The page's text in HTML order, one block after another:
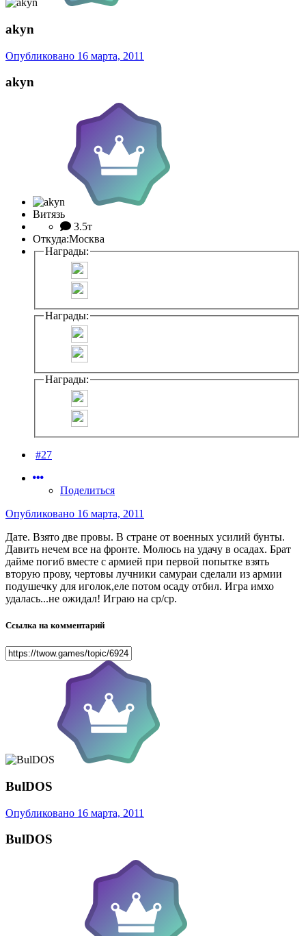
akyn
Опубликовано 16 марта, 2011
akyn
Витязь
3.5т
Откуда:Москва
Награды:
Награды:
Награды:
#27
Поделиться
Опубликовано 16 марта, 2011
Дате. Взято две провы. В стране от военных усилий бунты.
Давить нечем все на фронте. Молюсь на удачу в осадах. Брат
дайме погиб вместе с армией при первой попытке взять
вторую прову, чертовы лучники самураи сделали из армии
подушечку для иголок,еле потом осаду отбил. Игра имхо
удалась...не ожидал! Играю на ср/ср.
Ссылка на комментарий
BulDOS
Опубликовано 16 марта, 2011
BulDOS